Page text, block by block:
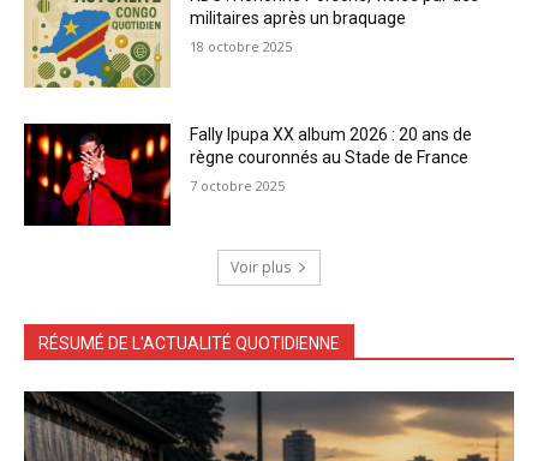
militaires après un braquage
18 octobre 2025
Fally Ipupa XX album 2026 : 20 ans de
règne couronnés au Stade de France
7 octobre 2025
Voir plus
RÉSUMÉ DE L'ACTUALITÉ QUOTIDIENNE